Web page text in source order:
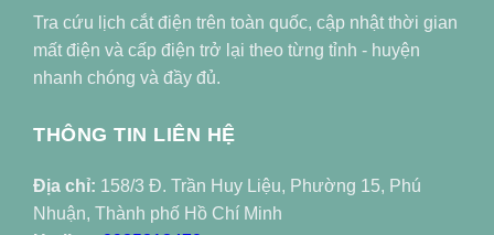
Tra cứu lịch cắt điện trên toàn quốc, cập nhật thời gian
mất điện và cấp điện trở lại theo từng tỉnh - huyện
nhanh chóng và đầy đủ.
THÔNG TIN LIÊN HỆ
Địa chỉ: 158/3 Đ. Trần Huy Liệu, Phường 15, Phú
Nhuận, Thành phố Hồ Chí Minh